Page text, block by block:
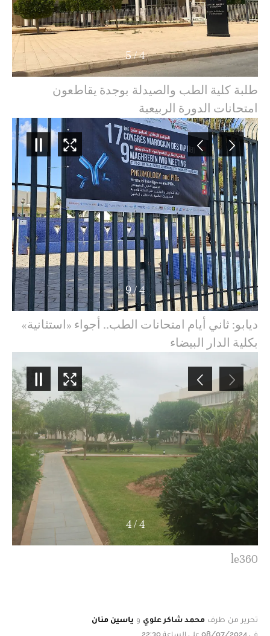
5
/
5
طلبة كلية الطب والصيدلة بوجدة يقاطعون
امتحانات الدورة الربيعية
5
/
9
ديابو: ثاني أيام امتحانات الطب.. أجواء «استثانية»
بكلية الدار البيضاء
1
/
4
كلية الطب بوجدة. le360
تحرير من طرف محمد شاكر علوي و ياسين منان
في 08/07/2024 على الساعة 22:30